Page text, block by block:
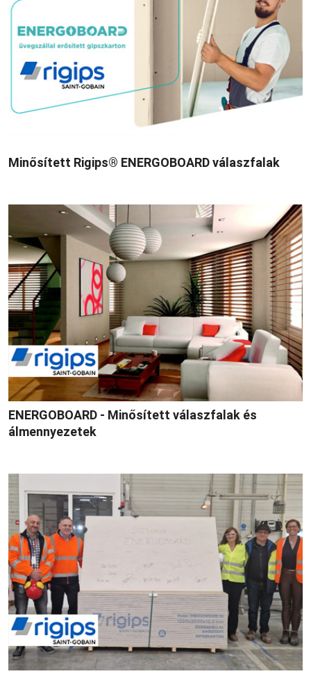
Minősített Rigips® ENERGOBOARD válaszfalak
ENERGOBOARD - Minősített válaszfalak és
álmennyezetek